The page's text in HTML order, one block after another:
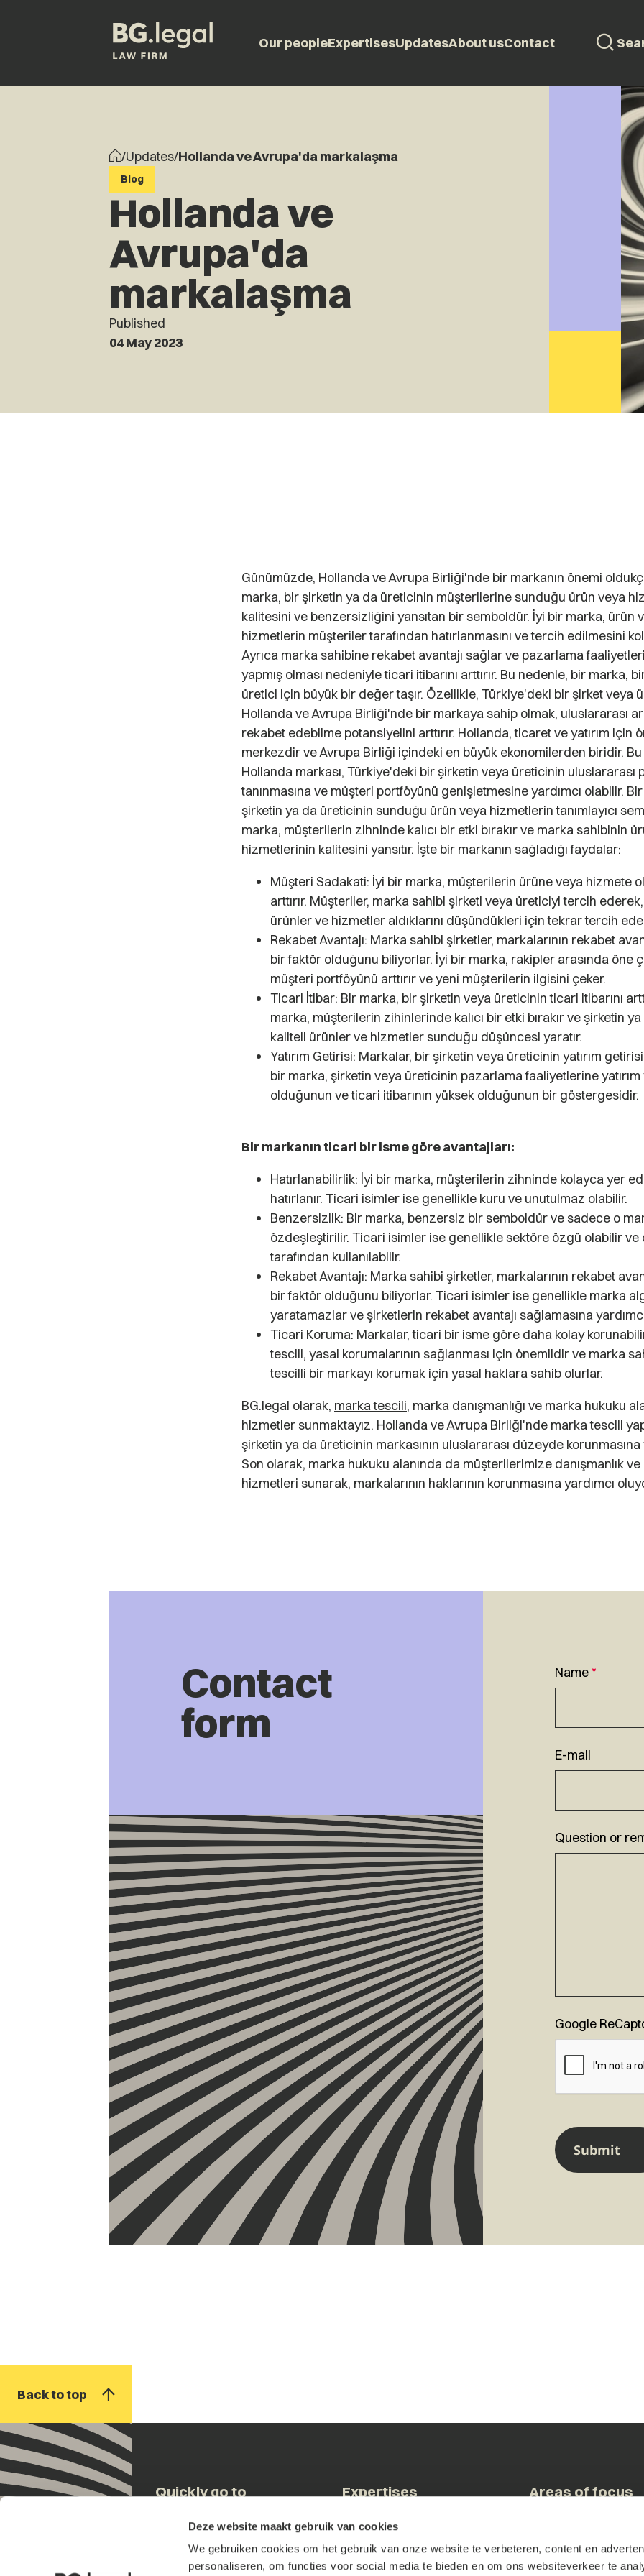
Deze website maakt gebruik van cookies
We gebruiken cookies om het gebruik van onze website te verbeteren, content en
personaliseren, om functies voor social media te bieden en om ons websiteverkeer te
Our peopleExpertisesUpdatesAbout usContact
/Updates/Hollanda ve Avrupa'da markalaşma
Blog
Hollanda ve
Avrupa'da
markalaşma
Published
04 May 2023
Günümüzde, Hollanda ve Avrupa Birliği'nde bir markanın önemi
marka, bir şirketin ya da üreticinin müşterilerine sunduğu ürün veya
kalitesini ve benzersizliğini yansıtan bir semboldür. İyi bir marka, ürün
hizmetlerin müşteriler tarafından hatırlanmasını ve tercih edilmesini
Ayrıca marka sahibine rekabet avantajı sağlar ve pazarlama
yapmış olması nedeniyle ticari itibarını arttırır. Bu nedenle, bir marka,
üretici için büyük bir değer taşır. Özellikle, Türkiye'deki bir şirket veya
Hollanda ve Avrupa Birliği'nde bir markaya sahip olmak, uluslararası
rekabet edebilme potansiyelini arttırır. Hollanda, ticaret ve yatırım için
merkezdir ve Avrupa Birliği içindeki en büyük ekonomilerden biridir.
Hollanda markası, Türkiye'deki bir şirketin veya üreticinin uluslararası
tanınmasına ve müşteri portföyünü genişletmesine yardımcı olabilir.
şirketin ya da üreticinin sunduğu ürün veya hizmetlerin tanımlayıcı
marka, müşterilerin zihninde kalıcı bir etki bırakır ve marka sahibinin
hizmetlerinin kalitesini yansıtır. İşte bir markanın sağladığı faydalar:
Müşteri Sadakati: İyi bir marka, müşterilerin ürüne veya hizmete
arttırır. Müşteriler, marka sahibi şirketi veya üreticiyi tercih
ürünler ve hizmetler aldıklarını düşündükleri için tekrar tercih
Rekabet Avantajı: Marka sahibi şirketler, markalarının rekabet
bir faktör olduğunu biliyorlar. İyi bir marka, rakipler arasında öne
müşteri portföyünü arttırır ve yeni müşterilerin ilgisini çeker.
Ticari İtibar: Bir marka, bir şirketin veya üreticinin ticari itibarını
marka, müşterilerin zihinlerinde kalıcı bir etki bırakır ve şirketin
kaliteli ürünler ve hizmetler sunduğu düşüncesi yaratır.
Yatırım Getirisi: Markalar, bir şirketin veya üreticinin yatırım
bir marka, şirketin veya üreticinin pazarlama faaliyetlerine yatırım
olduğunun ve ticari itibarının yüksek olduğunun bir göstergesidir.
Bir markanın ticari bir isme göre avantajları:
Hatırlanabilirlik: İyi bir marka, müşterilerin zihninde kolayca yer
hatırlanır. Ticari isimler ise genellikle kuru ve unutulmaz olabilir.
Benzersizlik: Bir marka, benzersiz bir semboldür ve sadece o
özdeşleştirilir. Ticari isimler ise genellikle sektöre özgü olabilir
tarafından kullanılabilir.
Rekabet Avantajı: Marka sahibi şirketler, markalarının rekabet
bir faktör olduğunu biliyorlar. Ticari isimler ise genellikle marka
yaratamazlar ve şirketlerin rekabet avantajı sağlamasına
Ticari Koruma: Markalar, ticari bir isme göre daha kolay
tescili, yasal korumalarının sağlanması için önemlidir ve marka
tescilli bir markayı korumak için yasal haklara sahib olurlar.
BG.legal olarak, marka tescili, marka danışmanlığı ve marka hukuku
hizmetler sunmaktayız. Hollanda ve Avrupa Birliği'nde marka tescili
şirketin ya da üreticinin markasının uluslararası düzeyde korunmasına
Son olarak, marka hukuku alanında da müşterilerimize danışmanlık ve
hizmetleri sunarak, markalarının haklarının korunmasına yardımcı
Contact
form
Name *
E-mail
Question or
Google
Back to top
Quickly go to
Expertises
Expertises
Corporate & M&A
Areas of focus
Construction & Real